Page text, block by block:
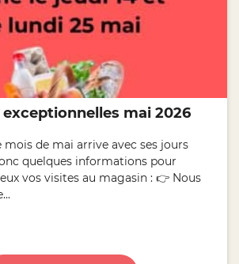
mai 2026
mois de mai arrive avec ses jours
quelques informations pour
vos visites au magasin : 👉 Nous